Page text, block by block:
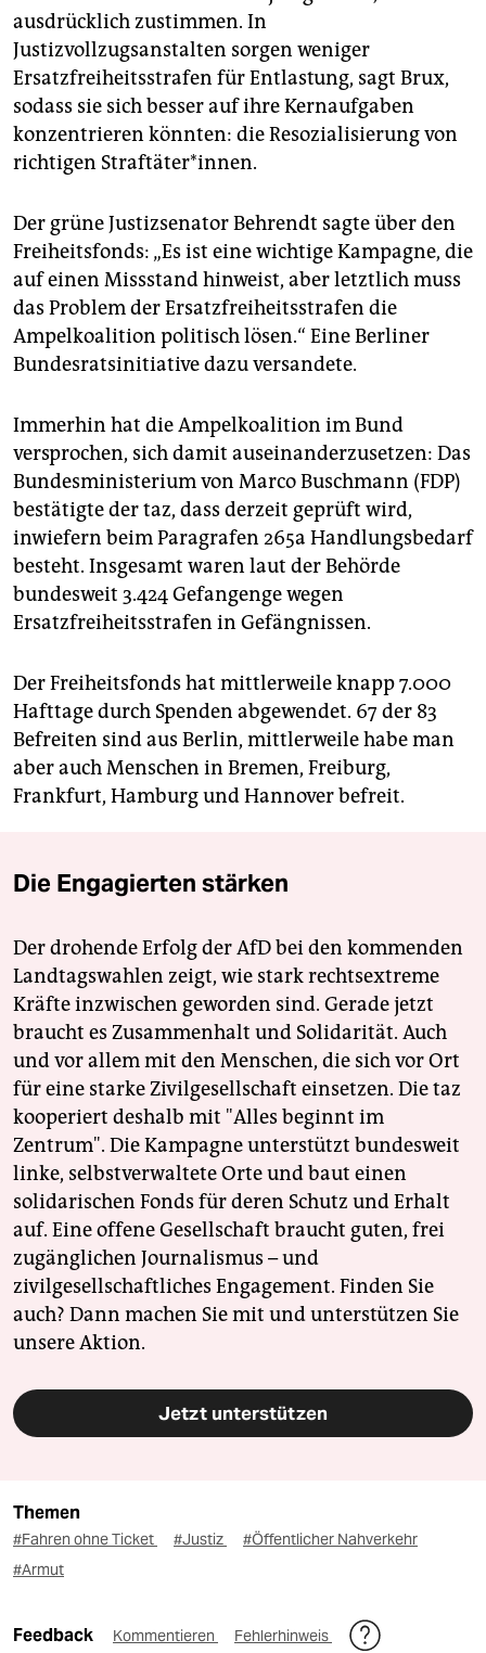
ausdrücklich zustimmen. In
Justizvollzugsanstalten sorgen weniger
Ersatzfreiheitsstrafen für Entlastung, sagt Brux,
sodass sie sich besser auf ihre Kernaufgaben
konzentrieren könnten: die Resozialisierung von
richtigen Straftäter*innen.
Der grüne Justizsenator Behrendt sagte über den
Freiheitsfonds: „Es ist eine wichtige Kampagne, die
auf einen Missstand hinweist, aber letztlich muss
das Problem der Ersatzfreiheitsstrafen die
Ampelkoalition politisch lösen.“ Eine Berliner
Bundesratsinitiative dazu versandete.
Immerhin hat die Ampelkoalition im Bund
versprochen, sich damit auseinanderzusetzen: Das
Bundesministerium von Marco Buschmann (FDP)
bestätigte der taz, dass derzeit geprüft wird,
inwiefern beim Paragrafen 265a Handlungsbedarf
besteht. Insgesamt waren laut der Behörde
bundesweit 3.424 Gefangenge wegen
Ersatzfreiheitsstrafen in Gefängnissen.
Der Freiheitsfonds hat mittlerweile knapp 7.000
Hafttage durch Spenden abgewendet. 67 der 83
Befreiten sind aus Berlin, mittlerweile habe man
aber auch Menschen in Bremen, Freiburg,
Frankfurt, Hamburg und Hannover befreit.
Die Engagierten stärken
Der drohende Erfolg der AfD bei den kommenden
Landtagswahlen zeigt, wie stark rechtsextreme
Kräfte inzwischen geworden sind. Gerade jetzt
braucht es Zusammenhalt und Solidarität. Auch
und vor allem mit den Menschen, die sich vor Ort
für eine starke Zivilgesellschaft einsetzen. Die taz
kooperiert deshalb mit "Alles beginnt im
Zentrum". Die Kampagne unterstützt bundesweit
linke, selbstverwaltete Orte und baut einen
solidarischen Fonds für deren Schutz und Erhalt
auf. Eine offene Gesellschaft braucht guten, frei
zugänglichen Journalismus – und
zivilgesellschaftliches Engagement. Finden Sie
auch? Dann machen Sie mit und unterstützen Sie
unsere Aktion.
Jetzt unterstützen
Themen
#Fahren ohne Ticket #Justiz
#Öffentlicher Nahverkehr
#Armut
Feedback Kommentieren Fehlerhinweis